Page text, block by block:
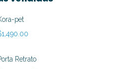
pet
1,490.00
Retrato